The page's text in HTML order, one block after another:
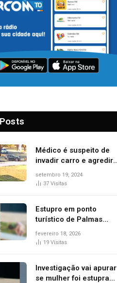
Médico é suspeito de
invadir carro e agredir
delegado aposentado
durante confusão no
setembro 19, 2024
37 Visitas
Estupro em ponto
turístico de Palmas
ocorreu em frente à
viatura e base de
fevereiro 18, 2026
19 Visitas
Investigação vai apurar
se mulher foi estuprada